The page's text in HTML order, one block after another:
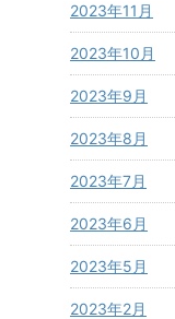
2023年11月
2023年10月
2023年9月
2023年8月
2023年7月
2023年6月
2023年5月
2023年2月